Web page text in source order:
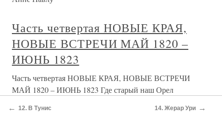
Часть четвертая НОВЫЕ КРАЯ,
НОВЫЕ ВСТРЕЧИ МАЙ 1820 –
ИЮНЬ 1823
Часть четвертая НОВЫЕ КРАЯ, НОВЫЕ ВСТРЕЧИ
МАЙ 1820 – ИЮНЬ 1823 Где старый наш Орел
← 12. В Тунис 14. Жерар Ури →